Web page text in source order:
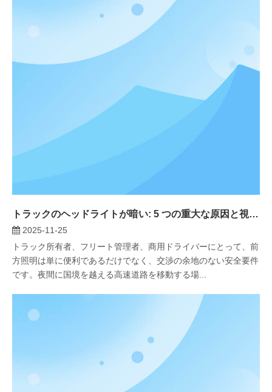
トラックのヘッドライトが暗い: 5 つの重大な原因と視界を回復するための決定的な LED ソリューション
2025-11-25
トラック所有者、フリート管理者、商用ドライバーにとって、前
方照明は単に便利であるだけでなく、交渉の余地のない安全要件
です。夜間に国境を越える高速道路を移動する場...